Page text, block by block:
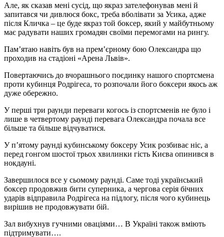
Але, як сказав мені сусід, що якраз зателефонував мені й
запитався чи дивлюся бокс, треба вболівати за Усика, адже
після Кличка – це буде якраз той боксер, який у майбутньому
має радувати наших громадян своїми перемогами на рингу.
Пам’ятаю навіть був на прем’єрному бою Олександра що
проходив на стадіоні «Арена Львів».
Повертаючись до вчорашнього поєдинку нашого спортсмена
проти кубинця Родрігеса, то розпочали його боксери якось аж
дуже обережно.
У перші три раунди переваги когось із спортсменів не було і
лише в четвертому раунді перевага Олександра почала все
більше та більше відчуватися.
У п’ятому раунді кубинському боксеру Усик розбиває ніс, а
перед гонгом шостої трьох хвилинки гість Києва опинився в
нокдауні.
Завершилося все у сьомому раунді. Саме тоді український
боксер продовжив бити суперника, а чергова серія бічних
ударів відправила Родрігеса на підлогу, після чого кубинець
вирішив не продовжувати бій.
Зал вибухнув гучними оваціями… В Україні також вміють
підтримувати….